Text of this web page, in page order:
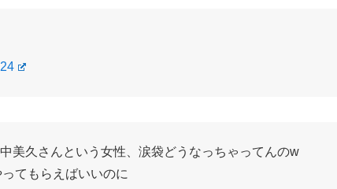
美久さんという女性、涙袋どうなっちゃってんのw
てもらえばいいのに